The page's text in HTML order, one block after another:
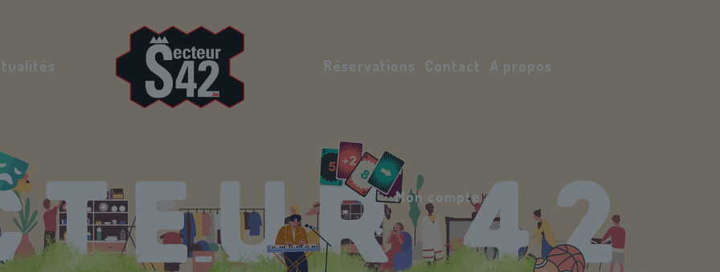
Réservations Contact A propos
Mon compte